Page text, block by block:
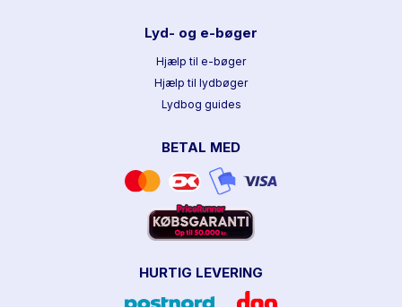
Lyd- og e-bøger
Hjælp til e-bøger
Hjælp til lydbøger
Lydbog guides
BETAL MED
HURTIG LEVERING